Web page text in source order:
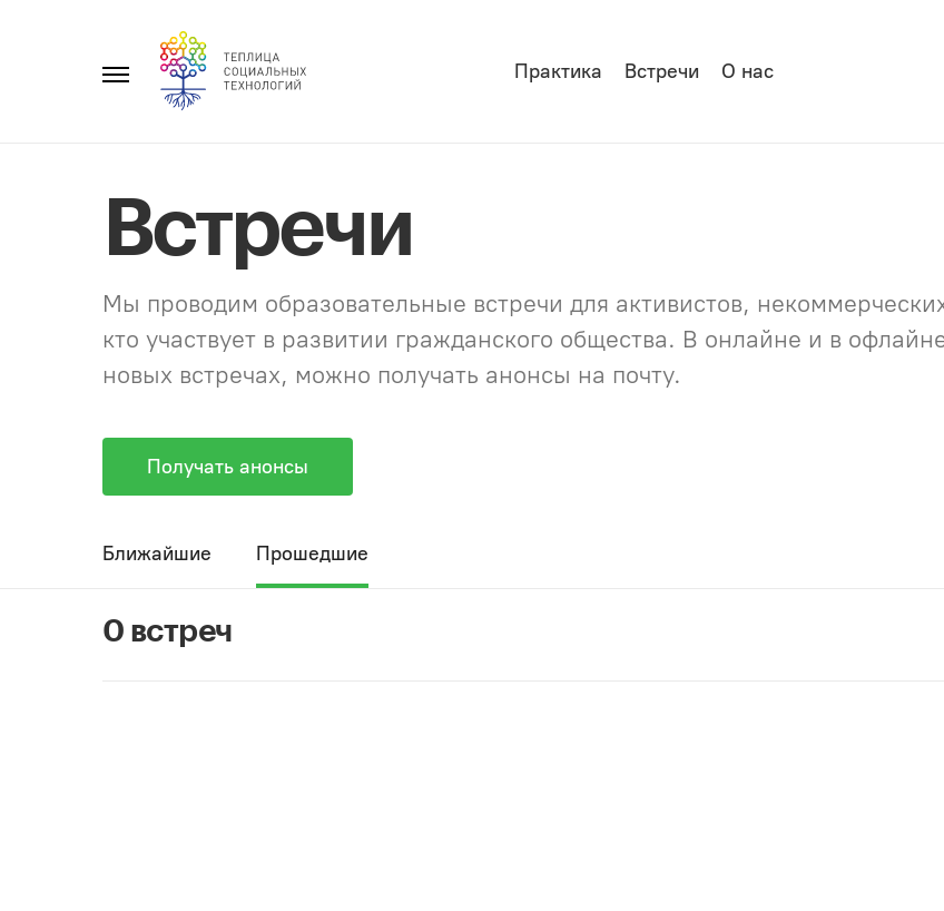
Главное
Практика Встречи О нас
Встречи
Мы проводим образовательные встречи для активистов,
кто участвует в развитии гражданского общества. В онлайне и в
новых встречах, можно получать анонсы на почту.
Получать анонсы
Ближайшие Прошедшие
0 встреч